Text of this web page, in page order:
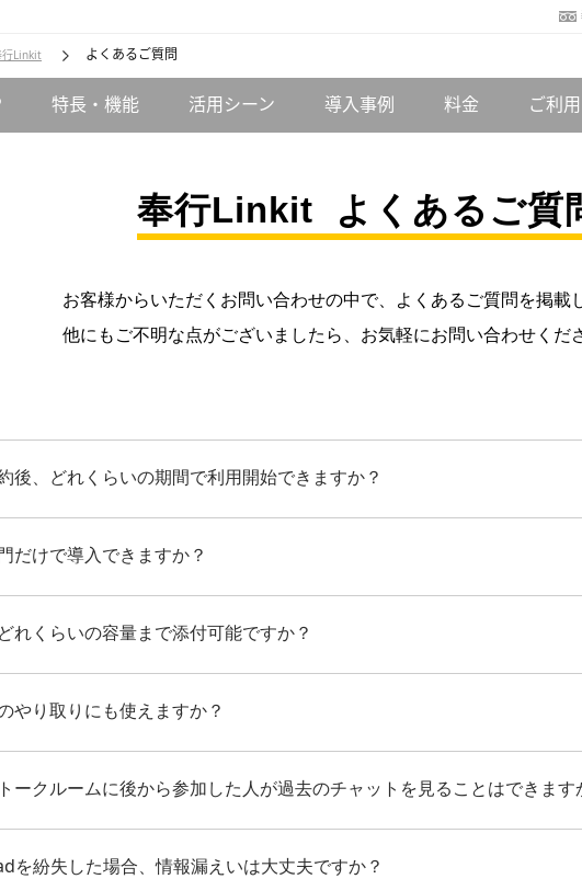
行Linkit よくあるご質問
特長・機能 活用シーン 導入事例 料金 ご利
奉行Linkit よくあるご質
お客様からいただくお問い合わせの中で、よくあるご質問を掲載
他にもご不明な点がございましたら、お気軽にお問い合わせくださ
後、どれくらいの期間で利用開始できますか？
だけで導入できますか？
れくらいの容量まで添付可能ですか？
やり取りにも使えますか？
ークルームに後から参加した人が過去のチャットを見ることはできます
を紛失した場合、情報漏えいは大丈夫ですか？